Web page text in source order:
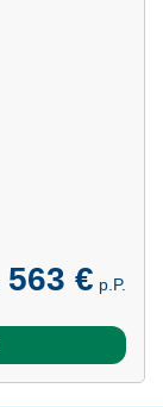
563 € p.P.